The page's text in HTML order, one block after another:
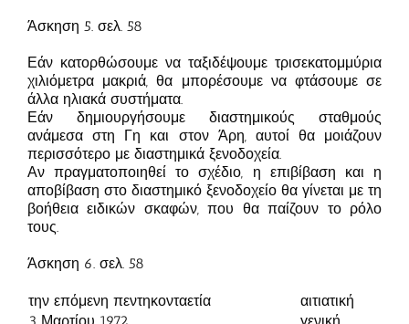
Άσκηση 5. σελ. 58
Εάν κατορθώσουμε να ταξιδέψουμε τρισεκατομμύρια
χιλιόμετρα μακριά, θα μπορέσουμε να φτάσουμε σε
άλλα ηλιακά συστήματα.
Εάν δημιουργήσουμε διαστημικούς σταθμούς
ανάμεσα στη Γη και στον Άρη, αυτοί θα μοιάζουν
περισσότερο με διαστημικά ξενοδοχεία.
Αν πραγματοποιηθεί το σχέδιο, η επιβίβαση και η
αποβίβαση στο διαστημικό ξενοδοχείο θα γίνεται με τη
βοήθεια ειδικών σκαφών, που θα παίζουν το ρόλο
τους.
Άσκηση 6. σελ. 58
την επόμενη πεντηκονταετία
αιτιατική